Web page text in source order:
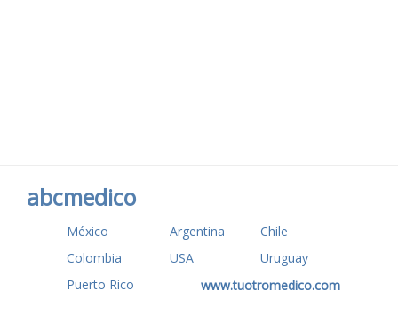
abcmedico
México Argentina
Chile
Colombia
USA
Uruguay
Puerto Rico
www.tuotromedico.com